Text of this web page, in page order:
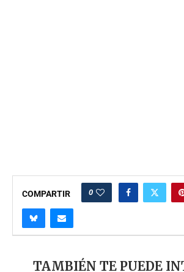
COMPARTIR 0
TAMBIÉN TE PUEDE